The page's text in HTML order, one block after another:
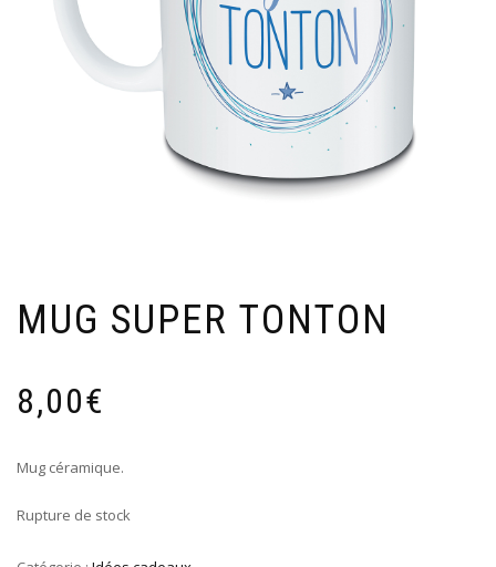
MUG SUPER TONTON
8,00€
Mug céramique.
Rupture de stock